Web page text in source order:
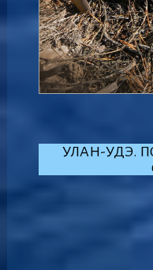
УЛАН-УДЭ.